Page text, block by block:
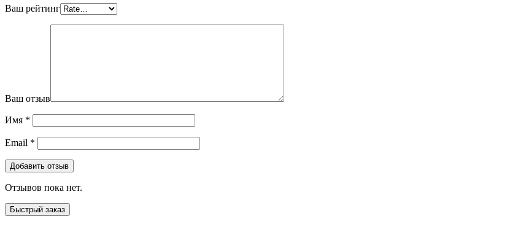
Ваш рейтинг
Ваш отзыв
Имя *
Email *
Отзывов пока нет.
Быстрый заказ